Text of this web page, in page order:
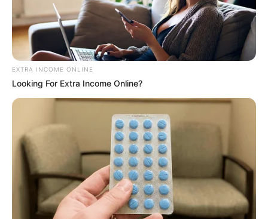
MATÉRIAS EM DESTAQUE NOS ÚLTIMOS 30 DIAS
Prefeitura realiza a maior entrega de
motocicletas aos Agentes de Saúde da
história...
Agente de Saúde é indiciada por
falsificar visitas que nunca aconteceram.
Terceiro lote da restituição do IR paga
R$ 4,61 bilhões para 2,7 milhões de
contribuintes.
EXTRA INCOME ONLINE
Looking For Extra Income Online?